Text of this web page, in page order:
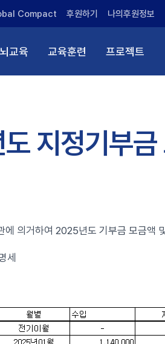
Compact 후원하기 나의후원정보
뇌교육 교육훈련 프로젝트
지정기부금
에 의거하여 2025년도 기부금 모금액
세